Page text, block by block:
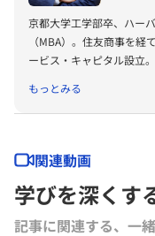
京都大学工学部卒、ハー
（MBA）。住友商事を
ービス・キャピタル設立
を立ち上げる。2016年に
任。2022年にLuckyFes
社 社外取締役。
もっとみる
関連動画
学びを深くす
記事に関連する、一